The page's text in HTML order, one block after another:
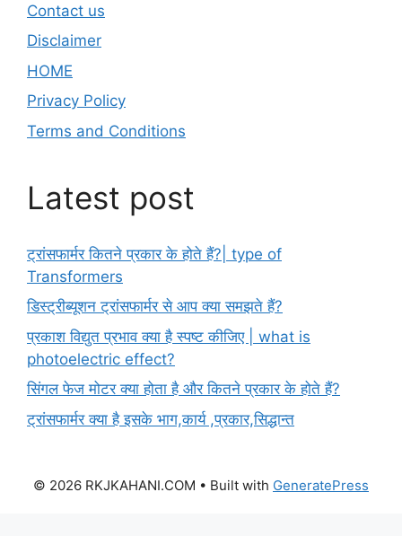
Contact us
Disclaimer
HOME
Privacy Policy
Terms and Conditions
Latest post
ट्रांसफार्मर कितने प्रकार के होते हैं?| type of
Transformers
डिस्ट्रीब्यूशन ट्रांसफार्मर से आप क्या समझते हैं?
प्रकाश विद्युत प्रभाव क्या है स्पष्ट कीजिए | what is
photoelectric effect?
सिंगल फेज मोटर क्या होता है और कितने प्रकार के होते हैं?
ट्रांसफार्मर क्या है इसके भाग,कार्य ,प्रकार,सिद्धान्त
© 2026 RKJKAHANI.COM • Built with GeneratePress